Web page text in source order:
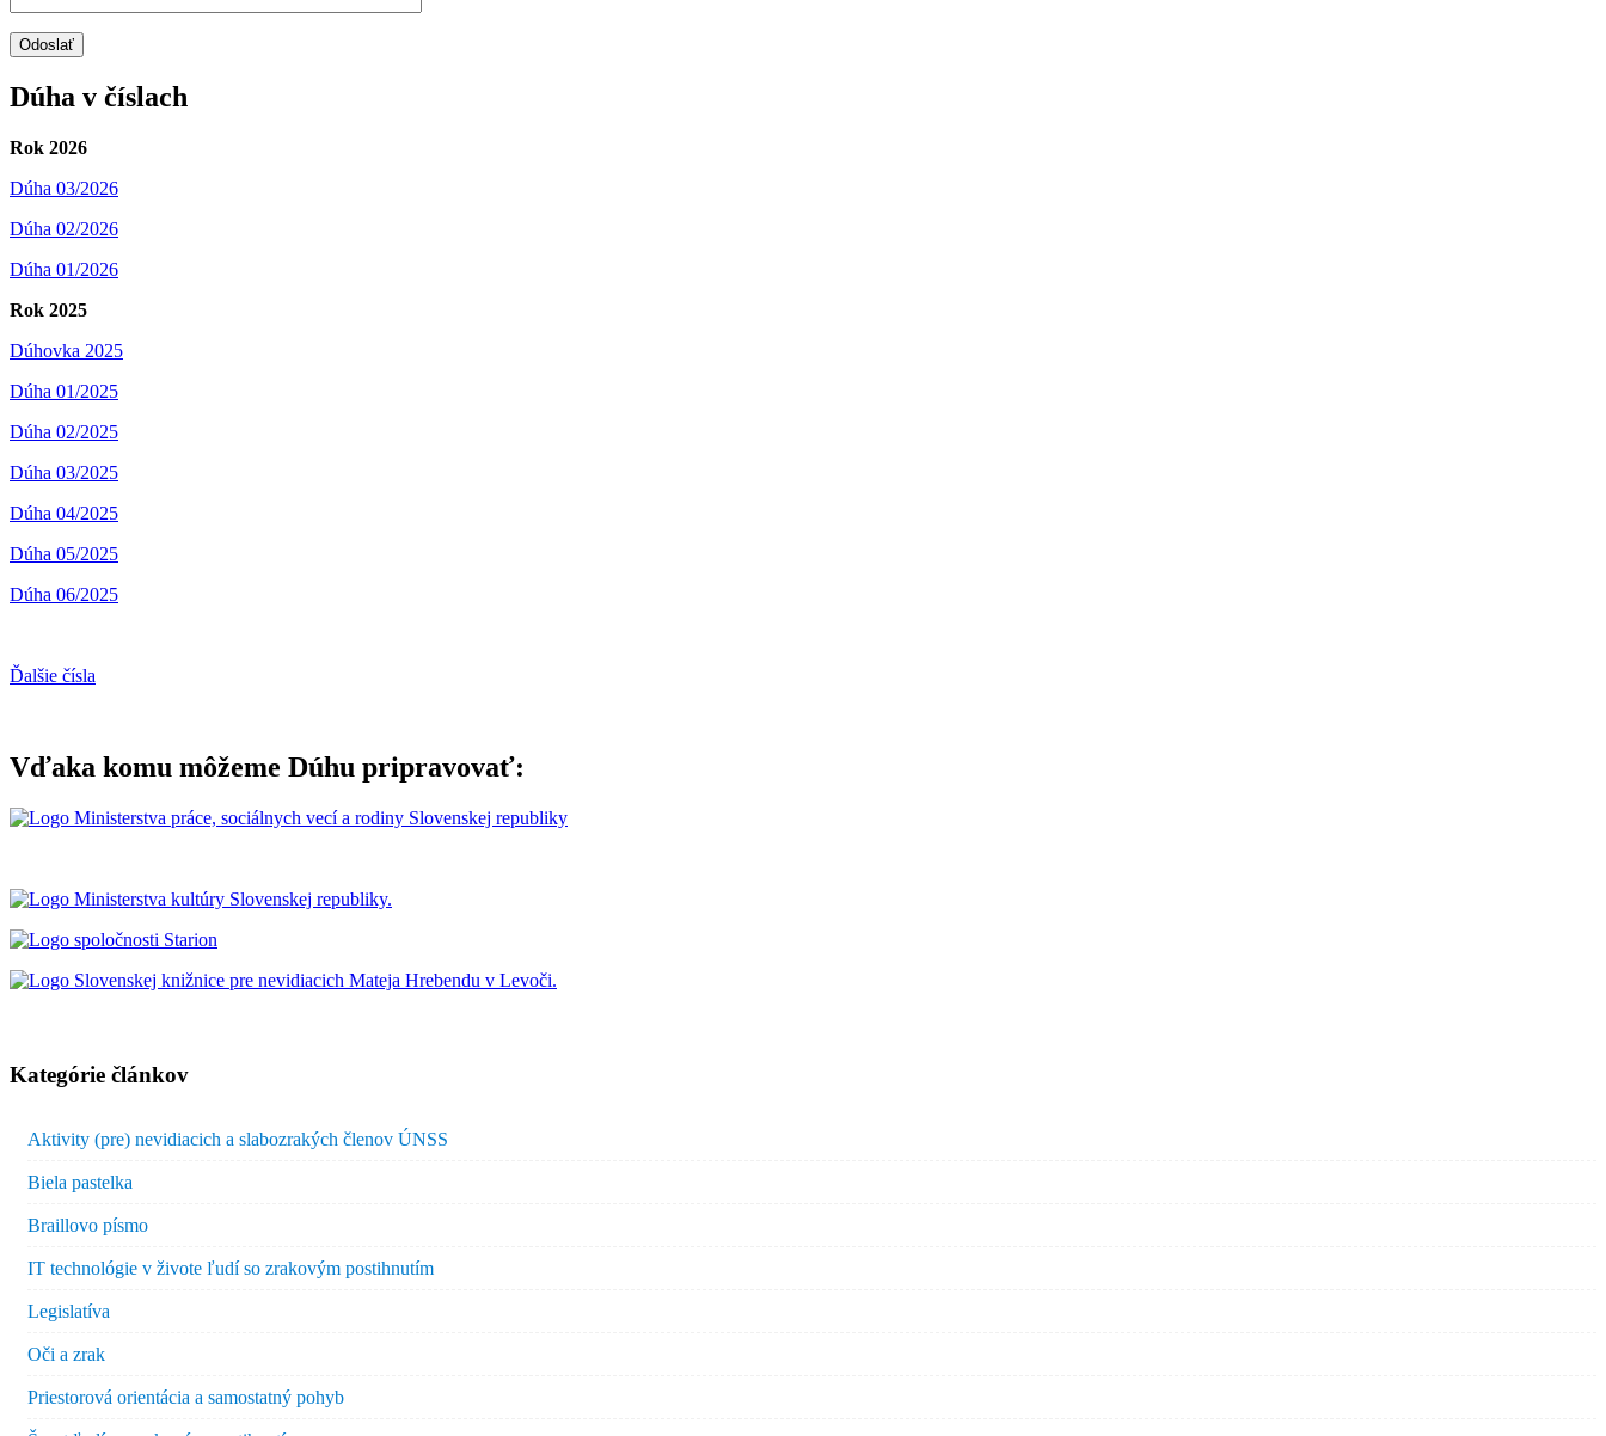
Dúha v číslach
Rok 2026
Dúha 03/2026
Dúha 02/2026
Dúha 01/2026
Rok 2025
Dúhovka 2025
Dúha 01/2025
Dúha 02/2025
Dúha 03/2025
Dúha 04/2025
Dúha 05/2025
Dúha 06/2025
Ďalšie čísla
Vďaka komu môžeme Dúhu pripravovať:
Kategórie článkov
Aktivity (pre) nevidiacich a slabozrakých členov ÚNSS
Biela pastelka
Braillovo písmo
IT technológie v živote ľudí so zrakovým postihnutím
Legislatíva
Oči a zrak
Priestorová orientácia a samostatný pohyb